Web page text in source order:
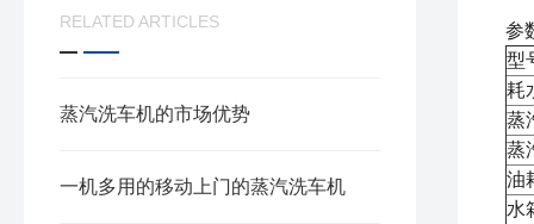
RELATED ARTICLES
蒸汽洗车机的市场优势
一机多用的移动上门的蒸汽洗车机
参
型
耗
蒸
油
水